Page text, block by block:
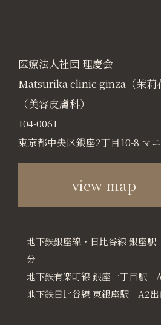
医療法人社団 理慶会
Matsurika clinic ginza（茉莉
（美容皮膚科）
104-0061
東京都中央区銀座2丁目10-8 マ
view map
地下鉄銀座線・日比谷線 銀座
分
地下鉄有楽町線 銀座一丁目駅
地下鉄日比谷線 東銀座駅 A2出